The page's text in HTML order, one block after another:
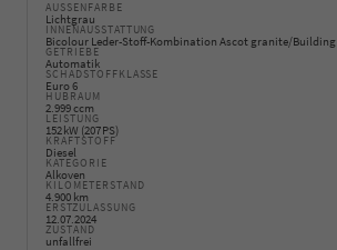
AUSSENFARBE
Lichtgrau
INNENAUSSTATTUNG
Bicolour Leder-Stoff-Kombination Ascot granite/Building
GETRIEBE
Automatik
SCHADSTOFFKLASSE
Euro 6
HUBRAUM
2.999 ccm
LEISTUNG
152 kW (207 PS)
KRAFTSTOFF
Diesel
KATEGORIE
Alkoven
KILOMETERSTAND
4.900 km
ERSTZULASSUNG
12.07.2024
ZUSTAND
unfallfrei